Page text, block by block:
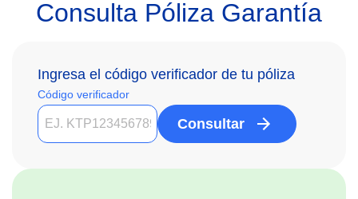
Consulta Póliza Garantía
Ingresa el código verificador de tu póliza
Código verificador
Consultar